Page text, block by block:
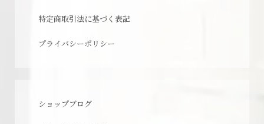
特定商取引法に基づく表記
プライバシーポリシー
ショップブログ